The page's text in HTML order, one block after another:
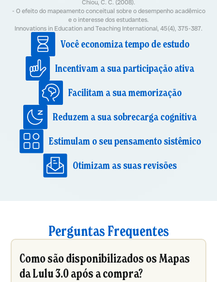
Chiou, C. C. (2008).
- O efeito do mapeamento conceitual sobre o desempenho acadêmico
e o interesse dos estudantes.
Innovations in Education and Teaching International, 45(4), 375-387.
Você economiza tempo de estudo
Incentivam a sua participação ativa
Facilitam a sua memorização
Reduzem a sua sobrecarga cognitiva
Estimulam o seu pensamento sistêmico
Otimizam as suas revisões
Perguntas Frequentes
Como são disponibilizados os Mapas
da Lulu 3.0 após a compra?